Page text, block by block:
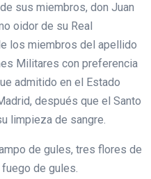
sus miembros, don Juan
oidor de su Real
los miembros del apellido
Militares con preferencia
admitido en el Estado
después que el Santo
limpieza de sangre.
de gules, tres flores de
de gules.